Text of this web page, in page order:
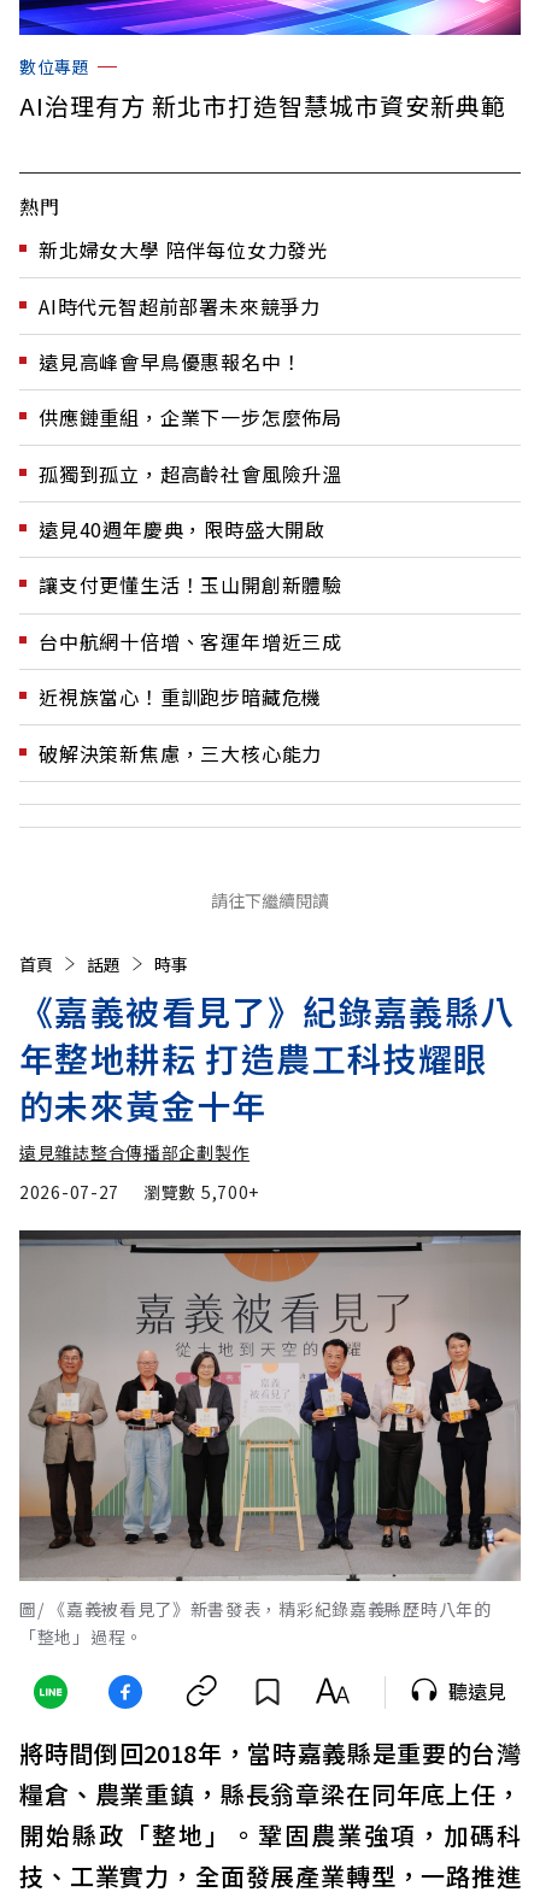
數位專題
AI治理有方 新北市打造智慧城市資安新典範
熱門
新北婦女大學 陪伴每位女力發光
AI時代元智超前部署未來競爭力
遠見高峰會早鳥優惠報名中！
供應鏈重組，企業下一步怎麼佈局
孤獨到孤立，超高齡社會風險升溫
遠見40週年慶典，限時盛大開啟
讓支付更懂生活！玉山開創新體驗
台中航網十倍增、客運年增近三成
近視族當心！重訓跑步暗藏危機
破解決策新焦慮，三大核心能力
請往下繼續閱讀
首頁 話題 時事
《嘉義被看見了》紀錄嘉義縣八
年整地耕耘 打造農工科技耀眼
的未來黃金十年
遠見雜誌整合傳播部企劃製作
2026-07-27
瀏覽數 5,700+
圖/ 《嘉義被看見了》新書發表，精彩紀錄嘉義縣歷時八年的
「整地」過程。
聽遠見
將時間倒回2018年，當時嘉義縣是重要的台灣
糧倉、農業重鎮，縣長翁章梁在同年底上任，
開始縣政「整地」。鞏固農業強項，加碼科
技、工業實力，全面發展產業轉型，一路推進